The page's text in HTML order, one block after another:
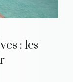
: les